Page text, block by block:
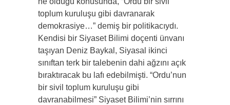
toplum kuruluşu gibi davranarak
demokrasiye…” demiş bir politikacıydı.
Kendisi bir Siyaset Bilimi doçenti ünvanı
taşıyan Deniz Baykal, Siyasal ikinci
sınıftan terk bir talebenin dahi ağzını açık
bıraktıracak bu lafı edebilmişti. “Ordu’nun
bir sivil toplum kuruluşu gibi
davranabilmesi” Siyaset Bilimi’nin sırrını